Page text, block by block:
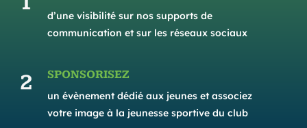
d’une visibilité sur nos supports de
communication et sur les réseaux sociaux
SPONSORISEZ
un évènement dédié aux jeunes et associez
votre image à la jeunesse sportive du club